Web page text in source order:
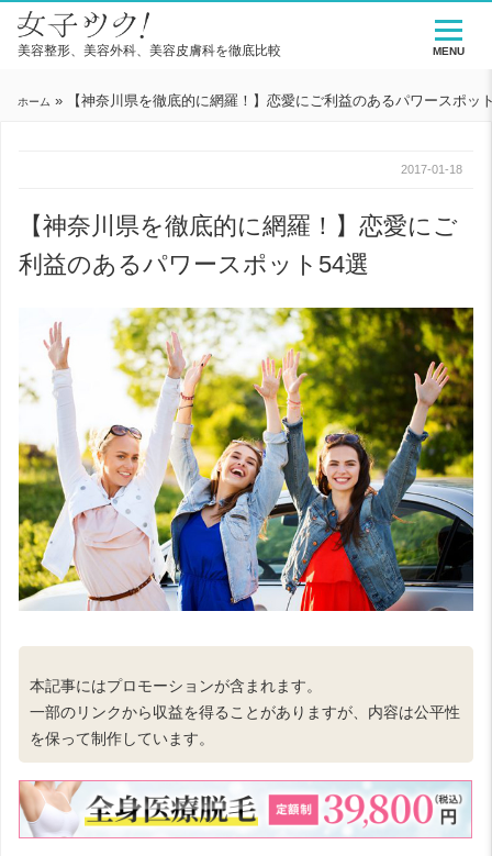
美容整形、美容外科、美容皮膚科を徹底比較
ホーム » 【神奈川県を徹底的に網羅！】恋愛にご利益のあるパワースポッ
2017-01-18
【神奈川県を徹底的に網羅！】恋愛にご
利益のあるパワースポット54選
本記事にはプロモーションが含まれます。
一部のリンクから収益を得ることがありますが、内容は公平性
を保って制作しています。
MENU